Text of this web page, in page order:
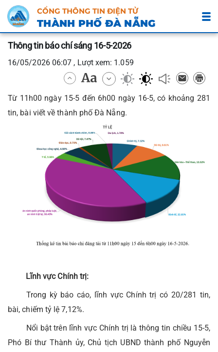
CỔNG THÔNG TIN ĐIỆN TỬ
THÀNH PHỐ ĐÀ NẴNG
Thông tin báo chí sáng 16-5-2026
16/05/2026 06:07 , Lượt xem: 1.059
Từ 11h00 ngày 15-5 đến 6h00 ngày 16-5, có khoảng 281
tin, bài viết về thành phố Đà Nẵng.
Lĩnh vực Chính trị:
Trong kỳ báo cáo, lĩnh vực Chính trị có 20/281 tin,
bài, chiếm tỷ lệ 7,12%.
Nổi bật trên lĩnh vực Chính trị là thông tin chiều 15-5,
Phó Bí thư Thành ủy, Chủ tịch UBND thành phố Nguyễn